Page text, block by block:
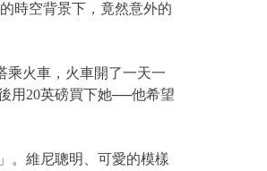
時空背景下，竟然意外的
火車，火車開了一天一
用20英磅買下她──他希望
。維尼聰明、可愛的模樣